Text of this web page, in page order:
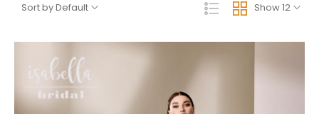
Show 12
Sort by Default